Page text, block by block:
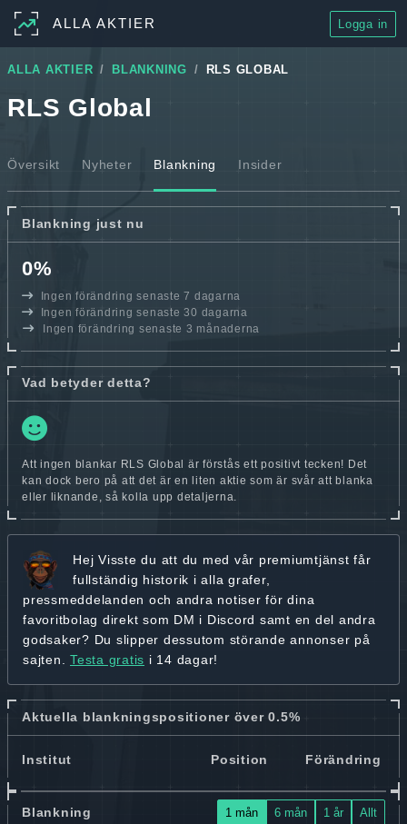
ALLA AKTIER Logga in
ALLA AKTIER BLANKNING RLS GLOBAL
RLS Global
Översikt Nyheter Blankning Insider
Blankning just nu
0%
Ingen förändring senaste 7 dagarna
Ingen förändring senaste 30 dagarna
Ingen förändring senaste 3 månaderna
Vad betyder detta?
Att ingen blankar RLS Global är förstås ett positivt tecken! Det
kan dock bero på att det är en liten aktie som är svår att blanka
eller liknande, så kolla upp detaljerna.
Hej Visste du att du med vår premiumtjänst får
fullständig historik i alla grafer,
pressmeddelanden och andra notiser för dina
favoritbolag direkt som DM i Discord samt en del andra
godsaker? Du slipper dessutom störande annonser på
sajten. Testa gratis i 14 dagar!
Aktuella blankningspositioner över 0.5%
Institut Position Förändring
Blankning 1 mån 6 mån 1 år Allt